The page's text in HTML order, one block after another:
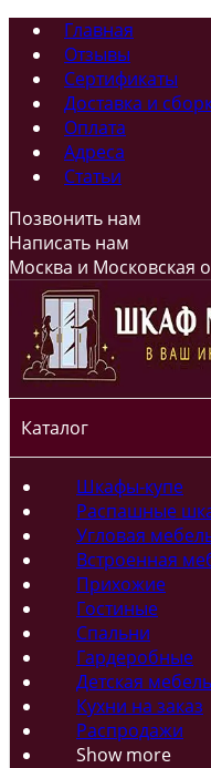
Главная
Отзывы
Сертификаты
Доставка и
Оплата
Адреса
Статьи
Позвонить нам
Написать нам
Москва и Московская
Каталог
Шкафы-купе
Распашные
Угловая
Встроенная
Прихожие
Гостиные
Спальни
Гардеробные
Детская мебель
Кухни на заказ
Распродажи
Show more